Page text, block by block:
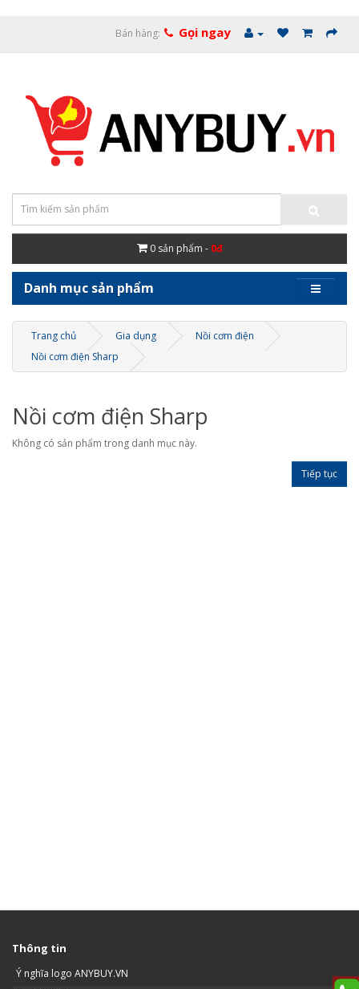
Bán hàng: Gọi ngay
0 sản phẩm - 0đ
Danh mục sản phẩm
Trang chủ Gia dụng
Nồi cơm điện
Nồi cơm điện Sharp
Nồi cơm điện Sharp
Không có sản phẩm trong danh mục này.
Tiếp tục
Thông tin
Ý nghĩa logo ANYBUY.VN